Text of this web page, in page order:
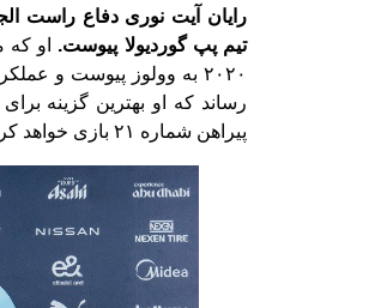
تیم پپ گوردیولا پیوست. او
۲۰۲۰ به وولوز پیوست و
رساند که او بهترین گزینه
پیراهن شماره ۲۱ ‏بازی خواهد کرد. ‏